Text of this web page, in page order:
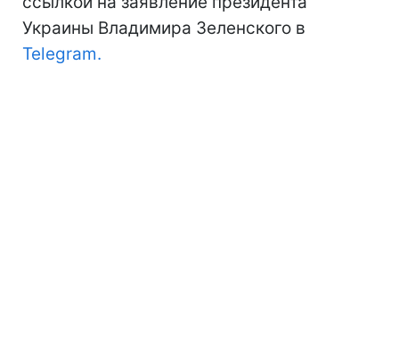
Украины Владимира Зеленского в
Telegram.